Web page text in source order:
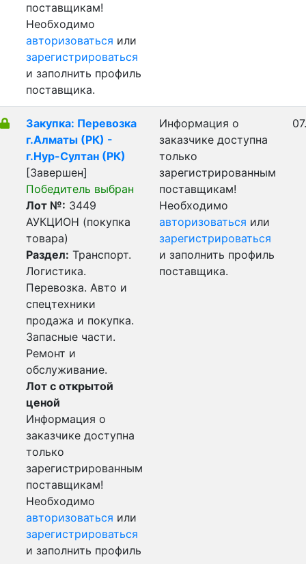
поставщикам!
Необходимо
авторизоваться или
зарегистрироваться
и заполнить профиль
поставщика.
Закупка: Перевозка
г.Алматы (РК) -
г.Нур-Султан (РК)
[Завершен]
Победитель выбран
Лот №: 3449
АУКЦИОН (покупка
товара)
Раздел: Транспорт.
Логистика.
Перевозка. Авто и
спецтехники
продажа и покупка.
Запасные части.
Ремонт и
обслуживание.
Лот с открытой
ценой
Информация о
заказчике доступна
только
зарегистрированным
поставщикам!
Необходимо
авторизоваться или
зарегистрироваться
и заполнить профиль
Информация о
заказчике доступна
только
зарегистрированным
поставщикам!
Необходимо
авторизоваться или
зарегистрироваться
и заполнить профиль
поставщика.